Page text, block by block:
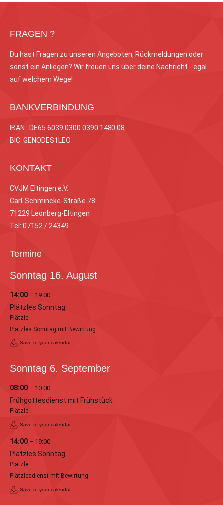
FRAGEN ?
Du hast Fragen zu unseren Angeboten, Rückmeldungen oder
sonst ein Anliegen? Wir freuen uns über deine Nachricht - egal
auf welchem Wege!
BANKVERBINDUNG
IBAN : DE65 6039 0300 0390 1480 08
BIC: GENODES1LEO
KONTAKT
CVJM Eltingen e.V.
Carl-Schmincke-Straße 78
71229 Leonberg-Eltingen
Tel: 07152 / 24349
Termine
Sonntag 16. August
14:00 – 19:00
Plätzles Sonntag
Plätzle
Plätzles Sonntag mit Bewirtung
Save to your calendar
Sonntag 6. September
08:00 – 10:00
Frühgottesdienst mit Frühstück
Plätzle
Save to your calendar
14:00 – 19:00
Plätzles Sonntag
Plätzle
Plätzlesdienst mit Bewirtung
Save to your calendar